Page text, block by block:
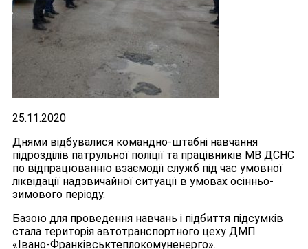
25.11.2020
Днями відбувалися командно-штабні навчання
підрозділів патрульної поліції та працівників МВ ДСНС
по відпрацюванню взаємодії служб під час умовної
ліквідації надзвичайної ситуації в умовах осінньо-
зимового періоду.
Базою для проведення навчань і підбиття підсумків
стала територія автотранспортного цеху ДМП
«Івано-Франківськтеплокомуненерго»..